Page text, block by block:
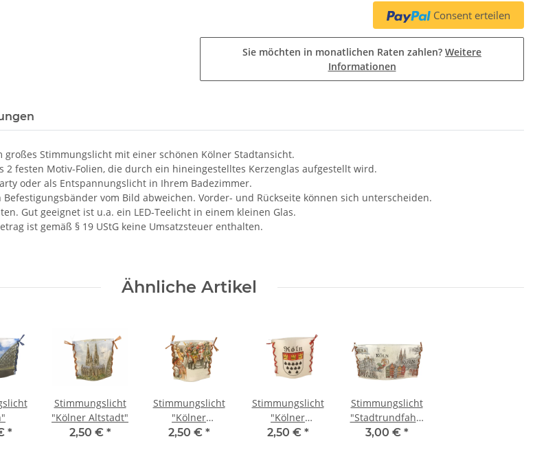
Consent erteilen
Sie möchten in monatlichen Raten zahlen? Weitere
Informationen
großes Stimmungslicht mit einer schönen Kölner Stadtansicht.
2 festen Motiv-Folien, die durch ein hineingestelltes Kerzenglas aufgestellt wird.
oder als Entspannungslicht in Ihrem Badezimmer.
vom Bild abweichen. Vorder- und Rückseite können sich unterscheiden.
Gut geeignet ist u.a. ein LED-Teelicht in einem kleinen Glas.
ist gemäß § 19 UStG keine Umsatzsteuer enthalten.
Ähnliche Artikel
*
Stimmungslicht
"Kölner Altstadt"
2,50 € *
Stimmungslicht
"Kölner
Karneval"
2,50 € *
Stimmungslicht
"Kölner
Stadtwappen"
2,50 € *
Stimmungslicht
"Stadtrundfahrt
durch Köln"
3,00 € *